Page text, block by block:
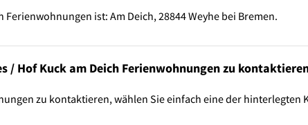
Ferienwohnungen ist: Am Deich, 28844 Weyhe bei Bremen.
/ Hof Kuck am Deich Ferienwohnungen zu
zu kontaktieren, wählen Sie einfach eine der hinterlegten